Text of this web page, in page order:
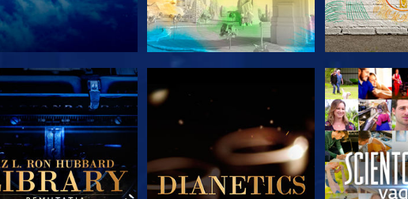
A SOROZAT RÉSZEI A SOROZAT RÉSZEI A